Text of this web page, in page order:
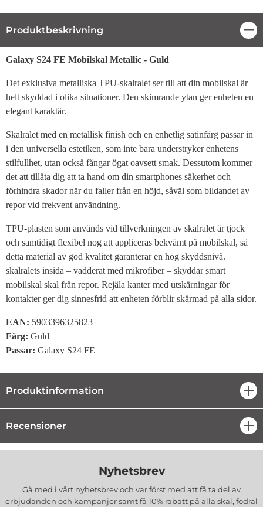
Produktbeskrivning
Produktbeskrivning
Galaxy S24 FE Mobilskal Metallic - Guld
Det exklusiva metalliska TPU-skalralet ser till att din mobilskal är
helt skyddad i olika situationer. Den skimrande ytan ger enheten en
elegant karaktär.
Skalralet med en metallisk finish och en enhetlig satinfärg passar in
i den universella estetiken, som inte bara understryker enhetens
stilfullhet, utan också fångar ögat oavsett smak. Dessutom kommer
det att tillåta dig att ta hand om din smartphones säkerhet och
förhindra skador när du faller från en höjd, såväl som bildandet av
repor vid frekvent användning.
TPU-plasten som används vid tillverkningen av skalralet är tjock
och samtidigt flexibel nog att appliceras bekvämt på mobilskal, så
detta material av god kvalitet garanterar en hög skyddsnivå.
skalralets insida – vadderat med mikrofiber – skyddar smart
mobilskal skal från repor. Rejäla kanter med utskärningar för
kontakter ger dig sinnesfrid att enheten förblir skärmad på alla sidor.
EAN: 5903396325823
Färg: Guld
Passar: Galaxy S24 FE
Produktinformation
Recensioner
Nyhetsbrev
Gå med i vårt nyhetsbrev och var först med att få ta del av
erbjudanden och kampanjer samt få 10% rabatt på alla skal, fodral